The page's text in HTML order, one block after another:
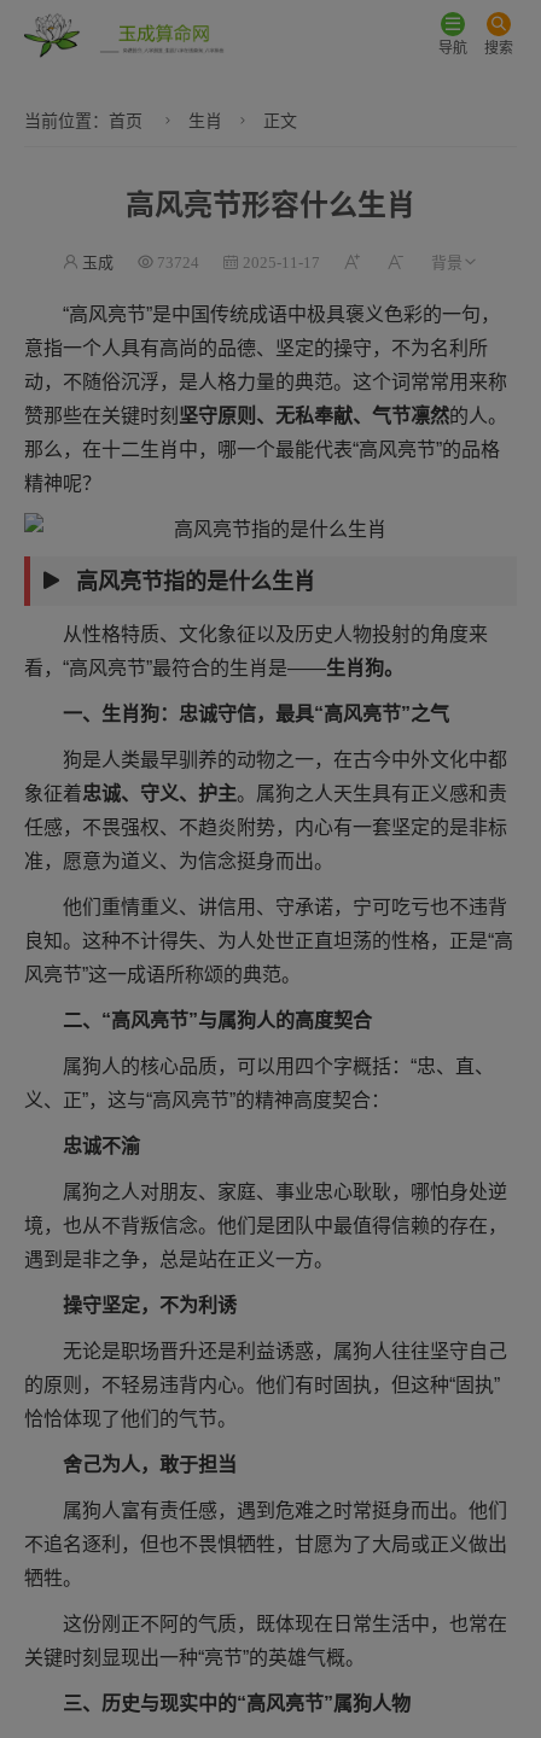
导航 搜索
当前位置： 首页 生肖 正文
高风亮节形容什么生肖
玉成 73724 2025-11-17
“高风亮节”是中国传统成语中极具褒义色彩的一句，
意指一个人具有高尚的品德、坚定的操守，不为名利所
动，不随俗沉浮，是人格力量的典范。这个词常常用来称
赞那些在关键时刻 坚守原则、无私奉献、气节凛然的人。
那么，在十二生肖中，哪一个最能代表“高风亮节”的品格
精神呢？
高风亮节指的是什么生肖
从性格特质、文化象征以及历史人物投射的角度来
看，“高风亮节”最符合的生肖是——生肖狗。
一、生肖狗：忠诚守信，最具“高风亮节”之气
狗是人类最早驯养的动物之一，在古今中外文化中都
象征着忠诚、守义、护主。属狗之人天生具有正义感和责
任感，不畏强权、不趋炎附势，内心有一套坚定的是非标
准，愿意为道义、为信念挺身而出。
他们重情重义、讲信用、守承诺，宁可吃亏也不违背
良知。这种不计得失、为人处世正直坦荡的性格，正是“高
风亮节”这一成语所称颂的典范。
二、“高风亮节”与属狗人的高度契合
属狗人的核心品质，可以用四个字概括：“忠、直、
义、正”，这与“高风亮节”的精神高度契合：
忠诚不渝
属狗之人对朋友、家庭、事业忠心耿耿，哪怕身处逆
境，也从不背叛信念。他们是团队中最值得信赖的存在，
遇到是非之争，总是站在正义一方。
操守坚定，不为利诱
无论是职场晋升还是利益诱惑，属狗人往往坚守自己
的原则，不轻易违背内心。他们有时固执，但这种“固执”
恰恰体现了他们的气节。
舍己为人，敢于担当
属狗人富有责任感，遇到危难之时常挺身而出。他们
不追名逐利，但也不畏惧牺牲，甘愿为了大局或正义做出
牺牲。
这份刚正不阿的气质，既体现在日常生活中，也常在
关键时刻显现出一种“亮节”的英雄气概。
三、历史与现实中的“高风亮节”属狗人物